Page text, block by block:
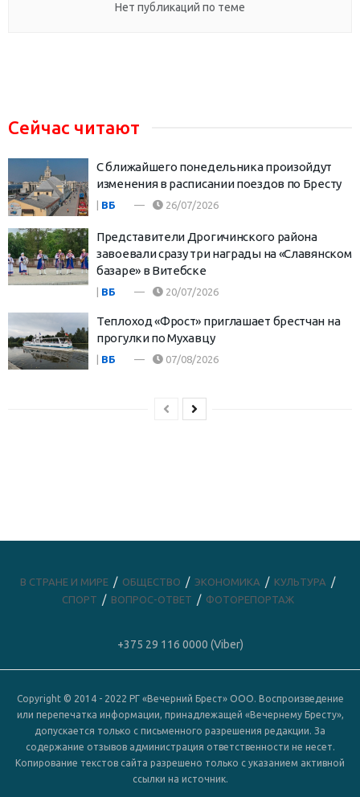
Нет публикаций по теме
Сейчас читают
С ближайшего понедельника произойдут
изменения в расписании поездов по Бресту
ВБ 26/07/2026
Представители Дрогичинского района
завоевали сразу три награды на «Славянском
базаре» в Витебске
| ВБ 20/07/2026
Теплоход «Фрост» приглашает брестчан на
прогулки по Мухавцу
| ВБ 07/08/2026
В СТРАНЕ И МИРЕ ОБЩЕСТВО ЭКОНОМИКА
КУЛЬТУРА
СПОРТ
ВОПРОС-ОТВЕТ ФОТОРЕПОРТАЖ
+375 29 116 0000 (Viber)
Copyright © 2014 - 2022 РГ «Вечерний Брест» ООО. Воспроизведение
или перепечатка информации, принадлежащей «Вечернему Бресту»,
допускается только с письменного разрешения редакции. За
содержание отзывов администрация ответственности не несет.
Копирование текстов сайта разрешено только с указанием активной
ссылки на источник.